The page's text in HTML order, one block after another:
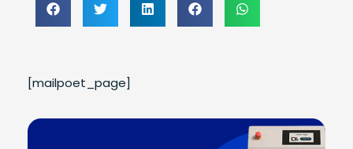
[mailpoet_page]